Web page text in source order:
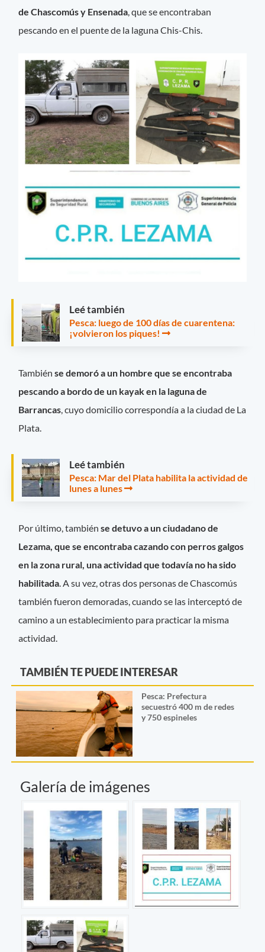
de Chascomús y Ensenada, que se encontraban
pescando en el puente de la laguna Chis-Chis.
Leé también
Pesca: luego de 100 días de cuarentena:
¡volvieron los piques!
También se demoró a un hombre que se encontraba
pescando a bordo de un kayak en la laguna de
Barrancas, cuyo domicilio correspondía a la ciudad de La
Plata.
Leé también
Pesca: Mar del Plata habilita la actividad de
lunes a lunes
Por último, también se detuvo a un ciudadano de
Lezama, que se encontraba cazando con perros galgos
en la zona rural, una actividad que todavía no ha sido
habilitada. A su vez, otras dos personas de Chascomús
también fueron demoradas, cuando se las interceptó de
camino a un establecimiento para practicar la misma
actividad.
TAMBIÉN TE PUEDE INTERESAR
Pesca: Prefectura
secuestró 400 m de redes
y 750 espineles
Galería de imágenes